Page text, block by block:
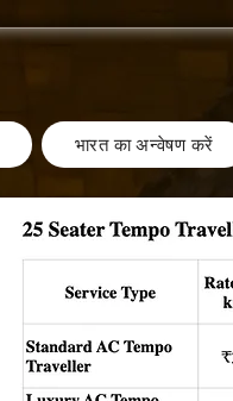
भारत का अन्वेषण करें